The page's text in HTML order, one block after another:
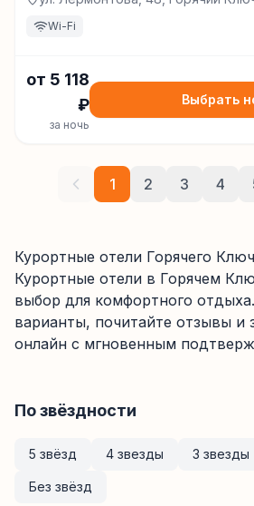
Wi-Fi
от 5 118
₽
за ночь
Выбрать
1 2 3 4
Курортные отели Горячего
Курортные отели в Горячем
выбор для комфортного
варианты, почитайте отзывы и
онлайн с мгновенным
По звёздности
5 звёзд 4 звезды 3 звезды
Без звёзд